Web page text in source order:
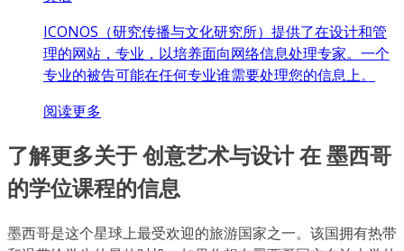
ICONOS（研究传播与文化研究所）提供了在设计和管
理的网站，专业，以培养面向网络信息处理专家。一个
专业的被告可能在任何专业谁需要处理您的信息上。
阅读更多
了解更多关于 创意艺术与设计 在 墨西哥
的学位课程的信息
墨西哥是这个星球上最受欢迎的旅游国家之一。该国拥有热带